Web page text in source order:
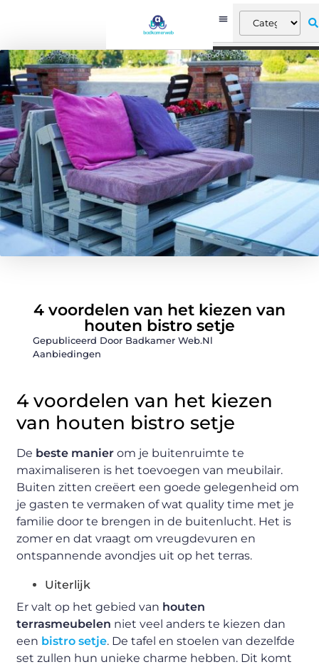
4 voordelen van het kiezen van
houten bistro setje
Gepubliceerd Door Badkamer Web.nl
Aanbiedingen
4 voordelen van het kiezen
van houten bistro setje
De beste manier om je buitenruimte te
maximaliseren is het toevoegen van meubilair.
Buiten zitten creëert een goede gelegenheid om
je gasten te vermaken of wat quality time met je
familie door te brengen in de buitenlucht. Het is
zomer en dat vraagt om vreugdevuren en
ontspannende avondjes uit op het terras.
Uiterlijk
Er valt op het gebied van houten
terrasmeubelen niet veel anders te kiezen dan
een bistro setje. De tafel en stoelen van dezelfde
set zullen hun unieke charme hebben. Dit komt